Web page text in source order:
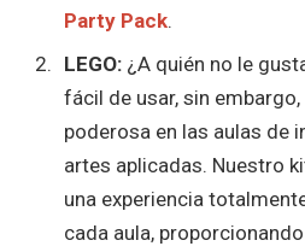
Party Pack.
LEGO:¿A quién no le
fácil de usar, sin
poderosa en las aulas de
artes aplicadas. Nuestro
una experiencia
cada aula,